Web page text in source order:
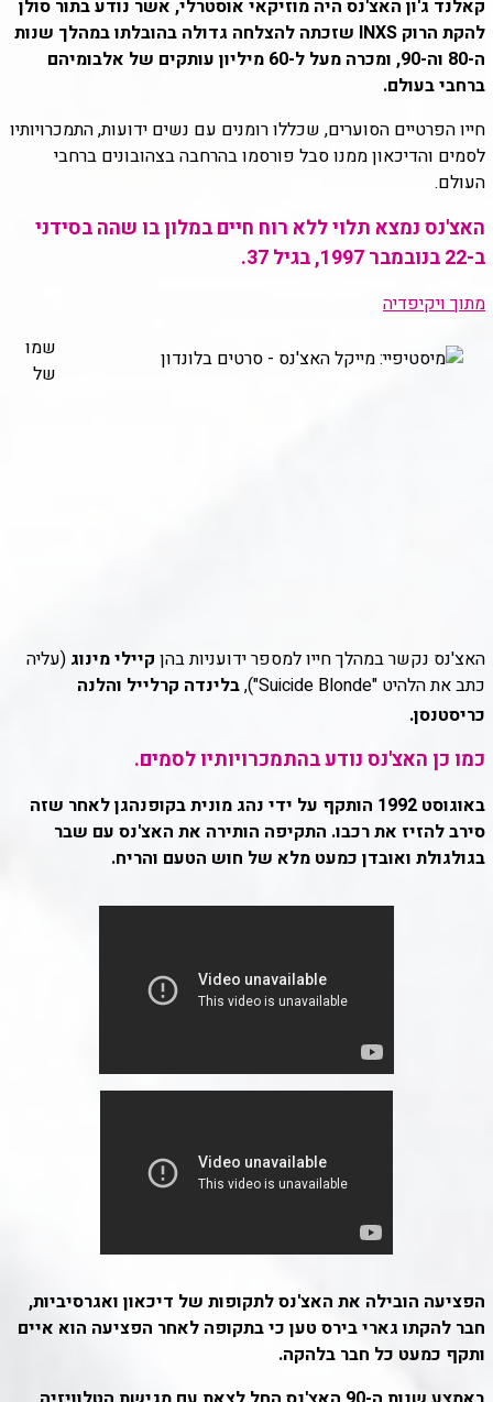
הפציעה הובילה את האצ'נס לתקופות של דיכאון ואגרסיביות,
חבר להקתו גארי בירס טען כי בתקופה לאחר הפציעה הוא איים
ותקף כמעט כל חבר בלהקה.
קאלנד ג'ון האצ'נסהיה מוזיקאי אוסטרלי, אשר נודע בתור סולן
להקת הרוק INXS שזכתה להצלחה גדולה בהובלתו במהלך שנות
ה-80 וה-90, ומכרה מעל ל-60 מיליון עותקים של אלבומיהם
ברחבי בעולם.
חייו הפרטיים הסוערים, שכללו רומנים עם נשים ידועות, התמכרויותיו
לסמים והדיכאון ממנו סבל פורסמו בהרחבה בצהובונים ברחבי
העולם.
האצ'נס נמצא תלוי ללא רוח חיים במלון בו שהה בסידני
ב-22 בנובמבר 1997, בגיל 37.
מתוך ויקיפדיה
שמו
של
האצ'נס נקשר במהלך חייו למספר ידועניות בהן קיילי מינוג (עליה
כתב את הלהיט "Suicide Blonde"),
בלינדה קרלייל והלנה
כריסטנסן.
כמו כן האצ'נס נודע בהתמכרויותיו לסמים.
באוגוסט 1992 הותקף על ידי נהג מונית בקופנהגן לאחר שזה
סירב להזיז את רכבו. התקיפה הותירה את האצ'נס עם שבר
בגולגולת ואובדן כמעט מלא של חוש הטעם והריח.